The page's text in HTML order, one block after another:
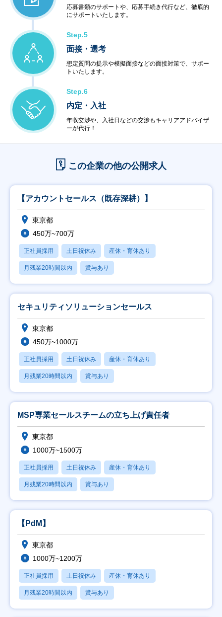
応募書類のサポートや、応募手続き代行など、徹底的
にサポートいたします。
Step.5
面接・選考
想定質問の提示や模擬面接などの面接対策で、サポー
トいたします。
Step.6
内定・入社
年収交渉や、入社日などの交渉もキャリアアドバイザ
ーが代行！
この企業の他の公開求人
【アカウントセールス（既存深耕）】
東京都
450万~700万
正社員採用 土日祝休み 産休・育休あり
月残業20時間以内 賞与あり
セキュリティソリューションセールス
東京都
450万~1000万
正社員採用 土日祝休み 産休・育休あり
月残業20時間以内 賞与あり
MSP専業セールスチームの立ち上げ責任者
東京都
1000万~1500万
正社員採用 土日祝休み 産休・育休あり
月残業20時間以内 賞与あり
【PdM】
東京都
1000万~1200万
正社員採用 土日祝休み 産休・育休あり
月残業20時間以内 賞与あり